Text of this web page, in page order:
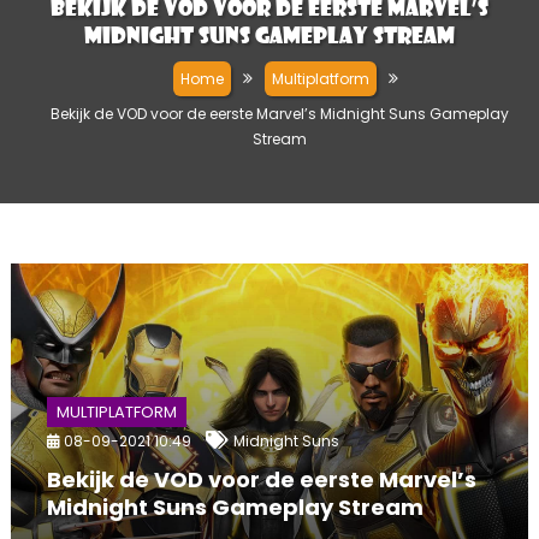
Bekijk de VOD voor de eerste Marvel’s
Midnight Suns Gameplay Stream
Home
Multiplatform
Bekijk de VOD voor de eerste Marvel’s Midnight Suns Gameplay
Stream
MULTIPLATFORM
08-09-2021 10:49 Midnight Suns
Bekijk de VOD voor de eerste Marvel’s
Midnight Suns Gameplay Stream